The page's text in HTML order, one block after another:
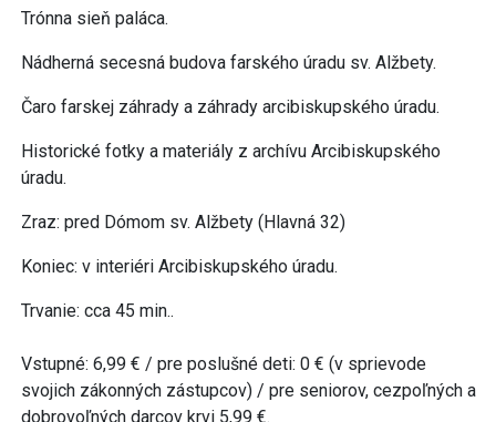
Trónna sieň paláca.
Nádherná secesná budova farského úradu sv. Alžbety.
Čaro farskej záhrady a záhrady arcibiskupského úradu.
Historické fotky a materiály z archívu Arcibiskupského
úradu.
Zraz: pred Dómom sv. Alžbety (Hlavná 32)
Koniec: v interiéri Arcibiskupského úradu.
Trvanie: cca 45 min..
Vstupné: 6,99 € / pre poslušné deti: 0 € (v sprievode
svojich zákonných zástupcov) / pre seniorov, cezpoľných a
dobrovoľných darcov krvi 5,99 €.